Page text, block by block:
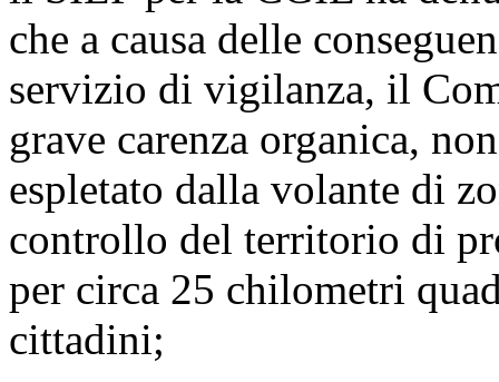
che a causa delle
servizio di vigilanza, il
grave carenza organica,
espletato dalla volante di
controllo del territorio di
per circa 25 chilometri
cittadini;